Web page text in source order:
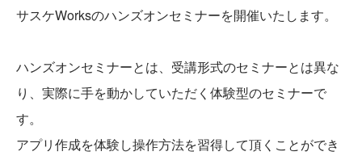
サスケWorksのハンズオンセミナーを開催いたします。
ハンズオンセミナーとは、受講形式のセミナーとは異な
り、実際に手を動かしていただく体験型のセミナーで
す。
アプリ作成を体験し操作方法を習得して頂くことができ